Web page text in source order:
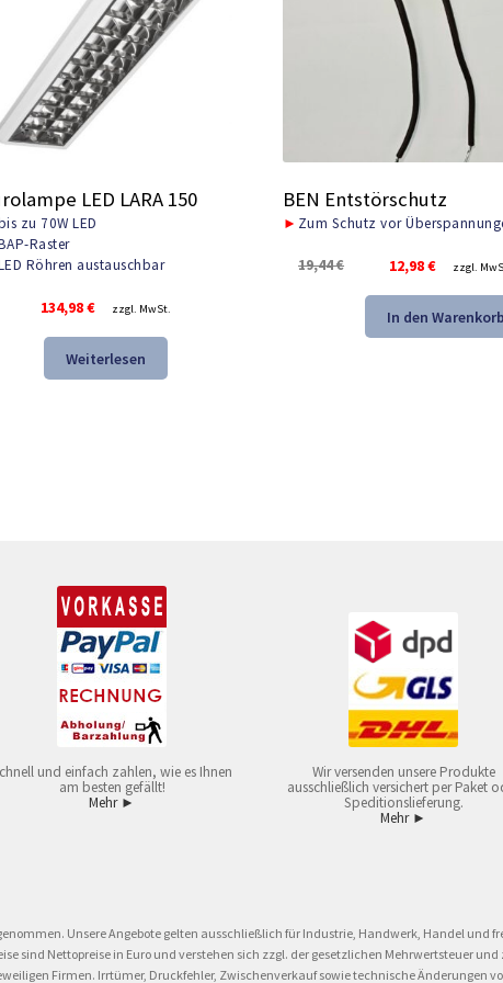
LED LARA 150
zu 70W LED
Raster
Röhren austauschbar
134,98€ zzgl. MwSt.
Weiterlesen
BEN Entstörschutz
► Zum Schutz vor
19,44€
Ursprünglicher
war:
19,44 €
12,98€
ist:
12,98 €.
zzgl.
In den Warenkorb
und einfach zahlen, wie es Ihnen
am besten gefällt!
Mehr ►
Wir versenden unsere Produkte
ausschließlich versichert per Paket
Speditionslieferung.
Mehr ►
Unsere Angebote gelten ausschließlich für Industrie, Handwerk, Handel und
sind Nettopreise in Euro und verstehen sich zzgl. der gesetzlichen Mehrwertsteuer
Firmen. Irrtümer, Druckfehler, Zwischenverkauf sowie technische Änderungen